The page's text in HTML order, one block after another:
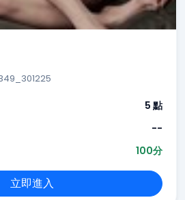
5 點
--
100分
立即進入